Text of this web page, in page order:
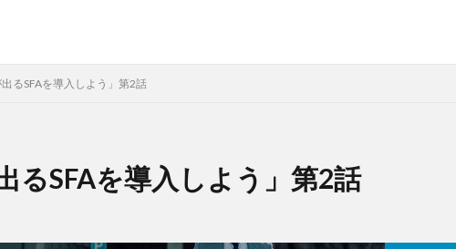
出るSFAを導入しよう」第2話
るSFAを導入しよう」第2話